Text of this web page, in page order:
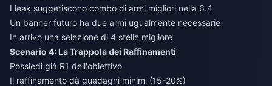
I leak suggeriscono combo di armi migliori nella 6.4
Un banner futuro ha due armi ugualmente necessarie
In arrivo una selezione di 4 stelle migliore
Scenario 4: La Trappola dei Raffinamenti
Possiedi già R1 dell'obiettivo
Il raffinamento dà guadagni minimi (15-20%)